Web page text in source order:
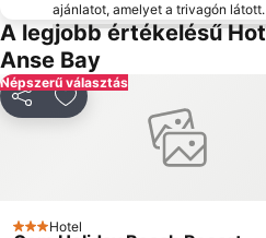
ajánlatot, amelyet a trivagón látott.
A legjobb értékelésű
Anse Bay
Népszerű választás
MegosztásHozzáadás a
Hotel